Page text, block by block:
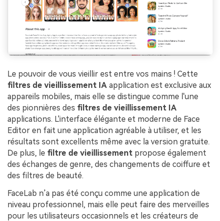
Le pouvoir de vous vieillir est entre vos mains ! Cette
filtres de vieillissement IA application est exclusive aux
appareils mobiles, mais elle se distingue comme l'une
des pionnières des filtres de vieillissement IA
applications. L'interface élégante et moderne de Face
Editor en fait une application agréable à utiliser, et les
résultats sont excellents même avec la version gratuite.
De plus, le filtre de vieillissement propose également
des échanges de genre, des changements de coiffure et
des filtres de beauté.
FaceLab n’a pas été conçu comme une application de
niveau professionnel, mais elle peut faire des merveilles
pour les utilisateurs occasionnels et les créateurs de